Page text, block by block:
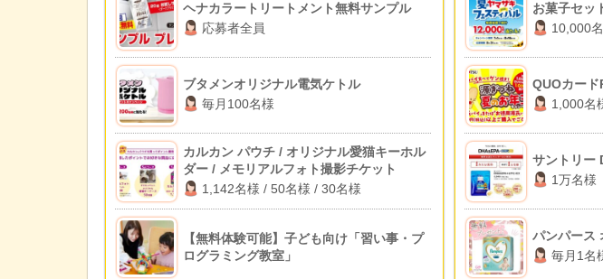
ヘナカラートリートメント無料サンプル
応募者全員
ブタメンオリジナル電気ケトル
毎月100名様
カルカン パウチ / オリジナル愛猫キーホル
ダー / メモリアルフォト撮影チケット
1,142名様 / 50名様 / 30名様
【無料体験可能】子ども向け「習い事・プ
ログラミング教室」
お菓子セッ
10,000
QUOカー
1,000名
サントリー
1万名様
パンパース
毎月1名